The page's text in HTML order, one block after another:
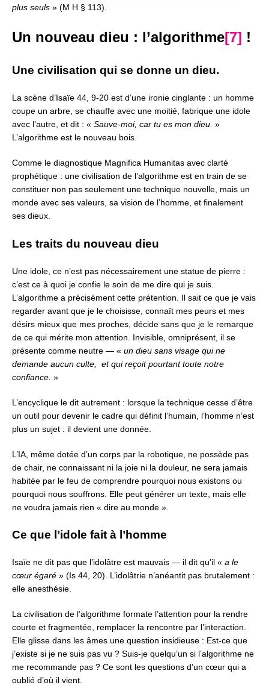
plus seuls » (M H § 113).
Un nouveau dieu : l’algorithme[7] !
Une civilisation qui se donne un dieu.
La scène d’Isaïe 44, 9-20 est d’une ironie cinglante : un homme
coupe un arbre, se chauffe avec une moitié, fabrique une idole
avec l’autre, et dit : « Sauve-moi, car tu es mon dieu. »
L’algorithme est le nouveau bois.
Comme le diagnostique Magnifica Humanitas avec clarté
prophétique : une civilisation de l’algorithme est en train de se
constituer non pas seulement une technique nouvelle, mais un
monde avec ses valeurs, sa vision de l’homme, et finalement
ses dieux.
Les traits du nouveau dieu
Une idole, ce n’est pas nécessairement une statue de pierre :
c’est ce à quoi je confie le soin de me dire qui je suis.
L’algorithme a précisément cette prétention. Il sait ce que je vais
regarder avant que je le choisisse, connaît mes peurs et mes
désirs mieux que mes proches, décide sans que je le remarque
de ce qui mérite mon attention. Invisible, omniprésent, il se
présente comme neutre — « un dieu sans visage qui ne
demande aucun culte, et qui reçoit pourtant toute notre
confiance. »
L’encyclique le dit autrement : lorsque la technique cesse d’être
un outil pour devenir le cadre qui définit l’humain, l’homme n’est
plus un sujet : il devient une donnée.
L’IA, même dotée d’un corps par la robotique, ne possède pas
de chair, ne connaissant ni la joie ni la douleur, ne sera jamais
habitée par le feu de comprendre pourquoi nous existons ou
pourquoi nous souffrons. Elle peut générer un texte, mais elle
ne voudra jamais rien « dire au monde ».
Ce que l’idole fait à l’homme
Isaïe ne dit pas que l’idolâtre est mauvais — il dit qu’il « a le
cœur égaré » (Is 44, 20). L’idolâtrie n’anéantit pas brutalement :
elle anesthésie.
La civilisation de l’algorithme formate l’attention pour la rendre
courte et fragmentée, remplacer la rencontre par l’interaction.
Elle glisse dans les âmes une question insidieuse : Est-ce que
j’existe si je ne suis pas vu ? Suis-je quelqu’un si l’algorithme ne
me recommande pas ? Ce sont les questions d’un cœur qui a
oublié d’où il vient.